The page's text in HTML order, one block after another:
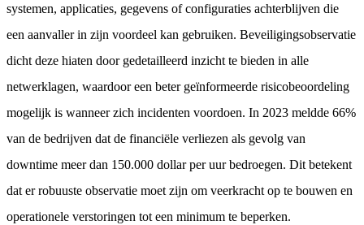
systemen, applicaties, gegevens of configuraties achterblijven die
een aanvaller in zijn voordeel kan gebruiken. Beveiligingsobservatie
dicht deze hiaten door gedetailleerd inzicht te bieden in alle
netwerklagen, waardoor een beter geïnformeerde risicobeoordeling
mogelijk is wanneer zich incidenten voordoen. In 2023 meldde 66%
van de bedrijven dat de financiële verliezen als gevolg van
downtime meer dan 150.000 dollar per uur bedroegen. Dit betekent
dat er robuuste observatie moet zijn om veerkracht op te bouwen en
operationele verstoringen tot een minimum te beperken.